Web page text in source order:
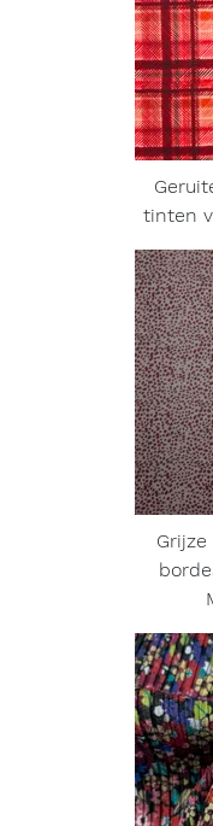
tinten